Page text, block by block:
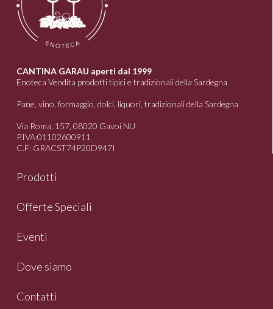
CANTINA GARAU aperti dal 1999
Enoteca Vendita prodotti tipici e tradizionali della Sardegna
Pane, vino, formaggio, dolci, liquori, tradizionali della Sardegna
Via Roma, 157, 08020 Gavoi NU
P.IVA:01102600911
C.F: GRACST74P20D947I
Prodotti
Offerte Speciali
Eventi
Dove siamo
Contatti